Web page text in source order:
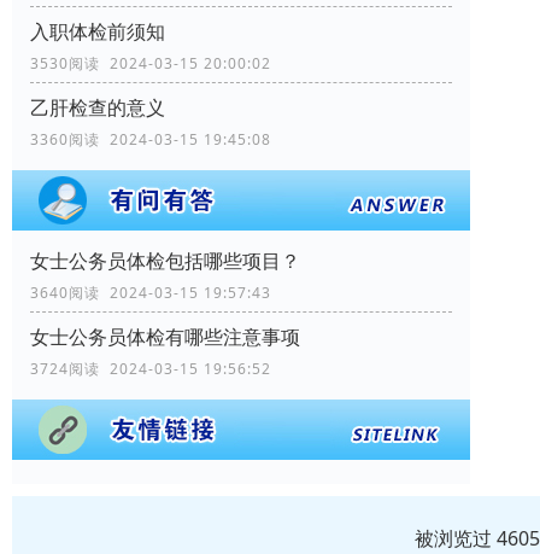
入职体检前须知
3530阅读 2024-03-15 20:00:02
乙肝检查的意义
3360阅读 2024-03-15 19:45:08
女士公务员体检包括哪些项目？
3640阅读 2024-03-15 19:57:43
女士公务员体检有哪些注意事项
3724阅读 2024-03-15 19:56:52
被浏览过